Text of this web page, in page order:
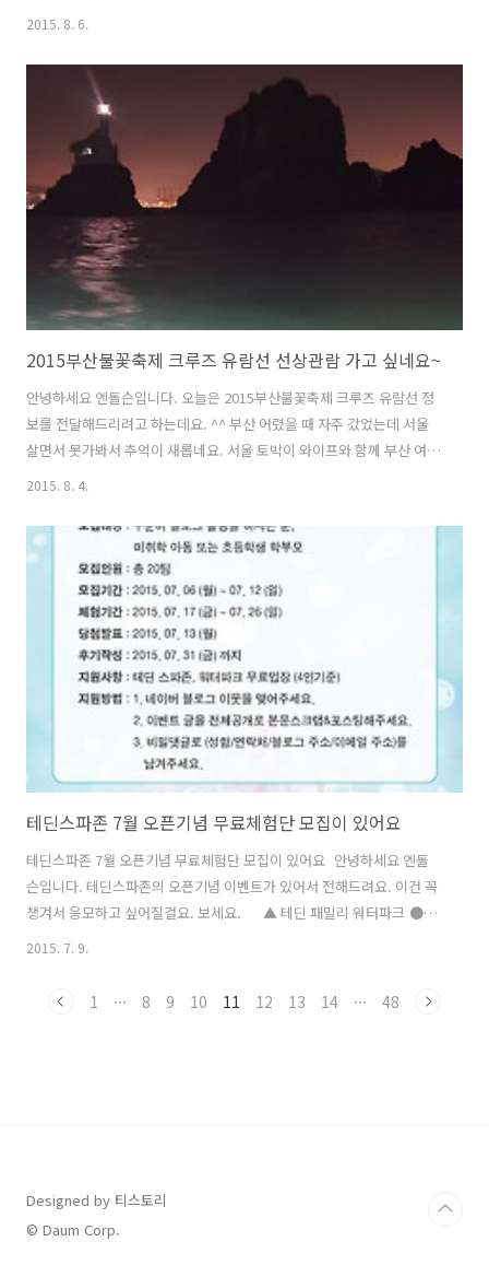
서 다양한 의견이 나오면서 역시 구설수에 오르면 좋은 일은 없구나! 라
즈를 신청하여 활동 중이라 롯데그룹에 대한 나름의 좋은 생각을 가지고
있었습니다. 하지만 이런 이슈가 나오면 사실과 다르더라도 소비자들이
느끼는 감정은 매우 좋지 않을 수 있다는 것입니다. ▲ 제2롯데월드몰 건
충 현장 위의 사진은 2014년 9월달에 니콘 D5300 카메라를 들고 다니면
서 지나다니다가 찍은 사진입니다. 당시 롯데월드에 큰 건축물이 생긴다
고 해서 기대감도..
2015. 8. 6.
2015부산불꽃축제 크루즈 유람선 선상관람 가고 싶네요~
안녕하세요 엔돌슨입니다. 오늘은 2015부산불꽃축제 크루즈 유람선 정
보를 전달해드리려고 하는데요. ^^ 부산 어렸을 때 자주 갔었는데 서울
살면서 못가봐서 추억이 새롭네요. 서울 토박이 와이프와 함께 부산 여행
을 생각중에 보게 되었습니다. 여행을 좋아해서 좋은 추억이 될거 같아
메라는 캐논 5D MarkII, 이며 캠코더는 소니 FHD CX900 을 사용합니다.
선상 유람선을 타면서 신나게 즐겨 보고 싶네요.
http://blog.naver.com/ock811004/220440804673 자세한 정보는
박쑥님 블로그를 참고하세요 ^^
2015. 8. 4.
테딘스파존 7월 오픈기념 무료체험단 모집이 있어요
테딘스파존 7월 오픈기념 무료체험단 모집이 있어요 안녕하세요 엔돌
슨입니다. 테딘스파존의 오픈기념 이벤트가 있어서 전해드려요. 이건 꼭
챙겨서 응모하고 싶어질걸요. 보세요. ▲ 테딘 패밀리 워터파크 ●
PC 페이지 http://blog.naver.com/tedin/220412000460● 모바일
event_cnt=147 NIKON CORPORATION | NIKON 1 J5 | Not
2015. 7. 9.
1 ··· 8 9 10 11 12 13 14 ··· 48
Designed by 티스토리
© Daum Corp.